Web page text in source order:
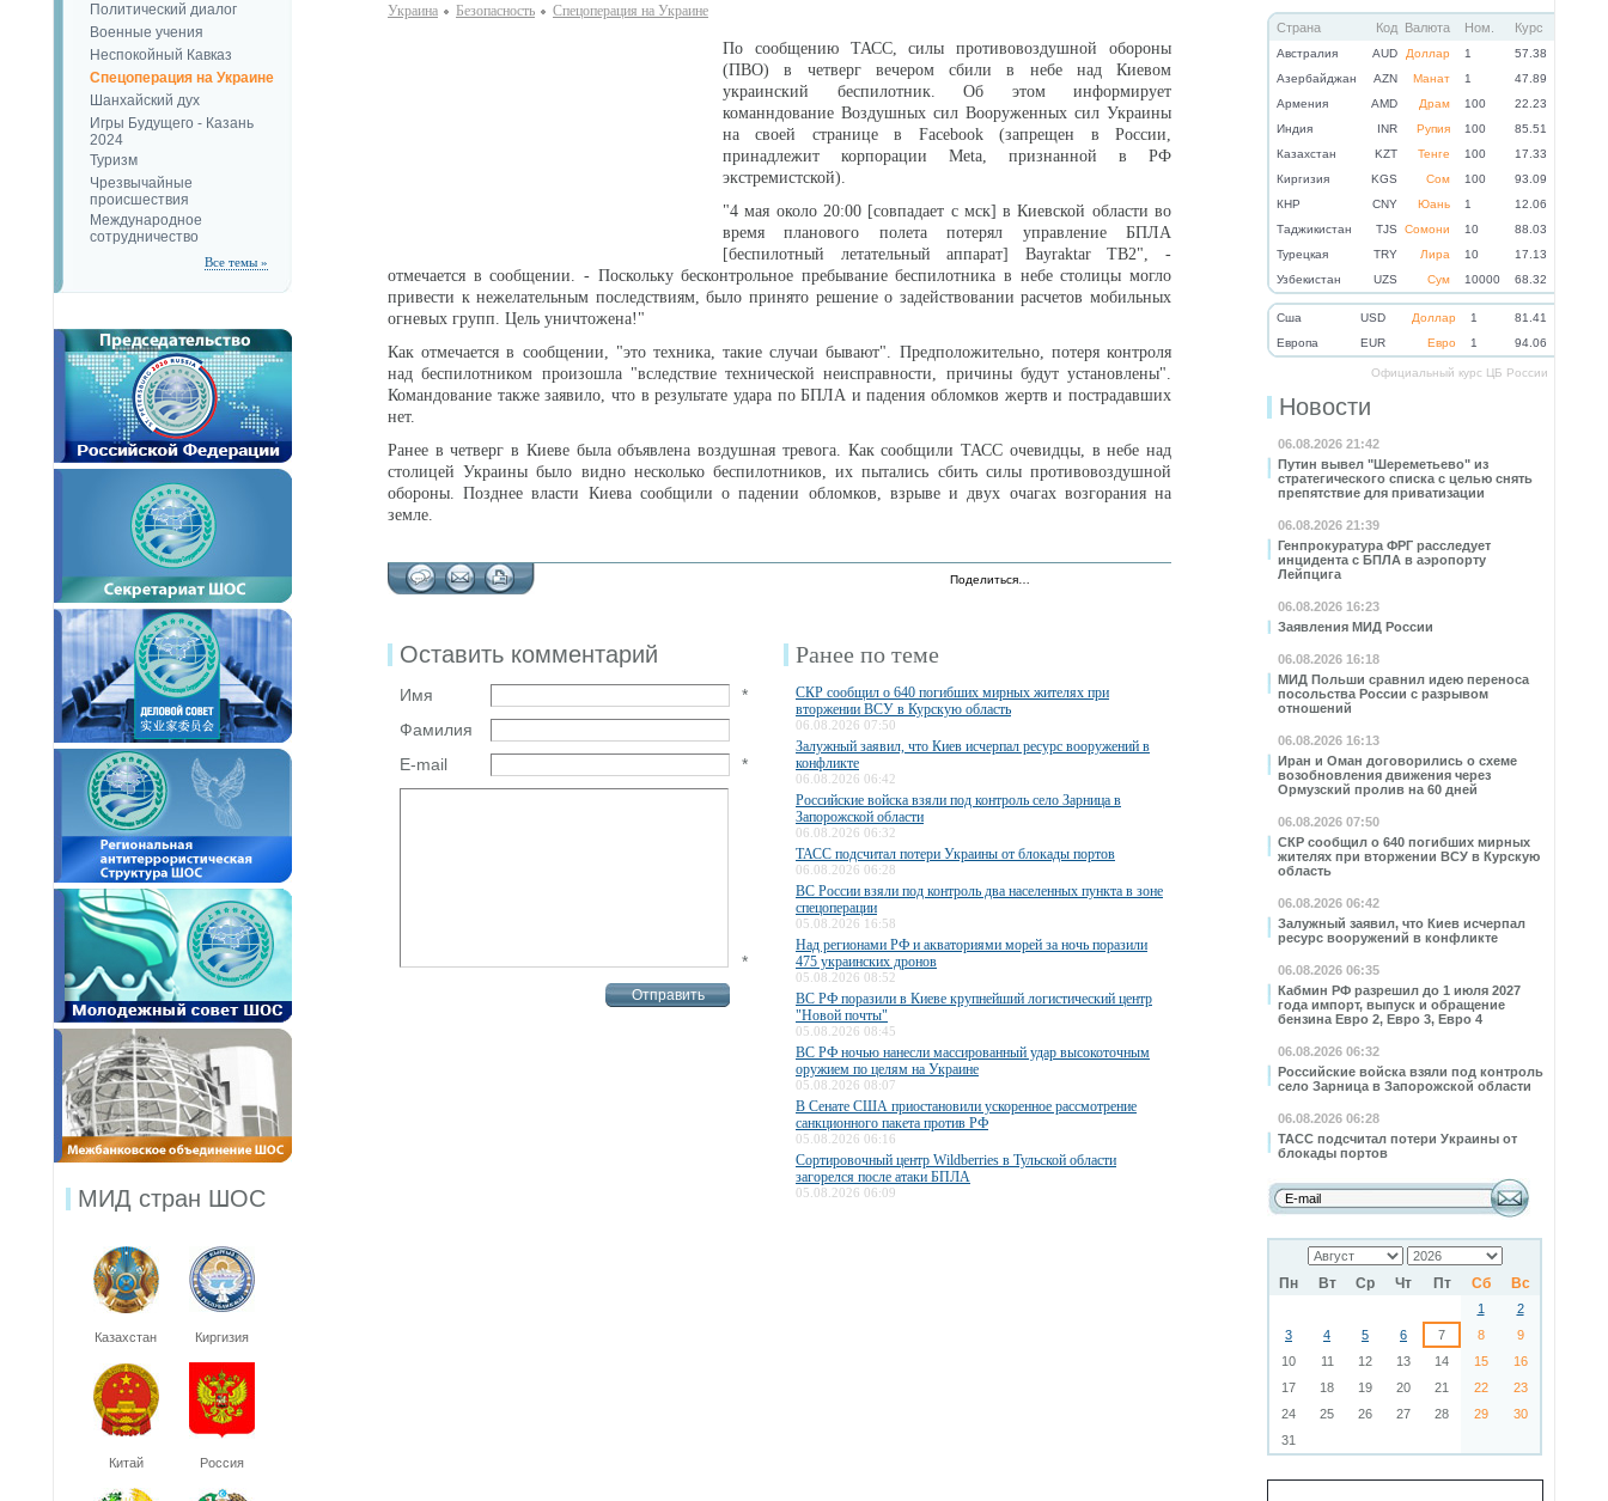
Страна Код Валюта Ном. Курс
Австралия AUD Доллар 1
57.38
Азербайджан
AZN Манат 1
47.89
Армения
AMD Драм 100
22.23
Индия
INR Рупия 100
85.51
Казахстан
KZT Тенге 100
17.33
Киргизия
KGS Сом 100
93.09
КНР
CNY Юань 1
12.06
Таджикистан
TJS Сомони 10
88.03
Турецкая
TRY Лира 10
17.13
Узбекистан
UZS Сум 10000 68.32
Cша USD Доллар 1
81.41
Eвропа
EUR Евро 1 94.06
Официальный курс ЦБ России
Новости
06.08.2026 21:42
Путин вывел "Шереметьево" из
стратегического списка с целью снять
препятствие для приватизации
06.08.2026 21:39
Генпрокуратура ФРГ расследует
инцидента с БПЛА в аэропорту
Лейпцига
06.08.2026 16:23
Заявления МИД России
06.08.2026 16:18
МИД Польши сравнил идею переноса
посольства России с разрывом
отношений
06.08.2026 16:13
Иран и Оман договорились о схеме
возобновления движения через
Ормузский пролив на 60 дней
06.08.2026 07:50
СКР сообщил о 640 погибших мирных
жителях при вторжении ВСУ в Курскую
область
06.08.2026 06:42
Залужный заявил, что Киев исчерпал
ресурс вооружений в конфликте
06.08.2026 06:35
Кабмин РФ разрешил до 1 июля 2027
года импорт, выпуск и обращение
бензина Евро 2, Евро 3, Евро 4
06.08.2026 06:32
Российские войска взяли под контроль
село Зарница в Запорожской области
06.08.2026 06:28
ТАСС подсчитал потери Украины от
блокады портов
Пн Вт Ср Чт Пт Сб Вс
1
2
3
4 5 6 7 8
9
10
11 12 13 14 15
16
17
18 19 20 21 22
23
24
25 26 27 28 29
30
31
Политический диалог
Военные учения
Неспокойный Кавказ
Спецоперация на Украине
Шанхайский дух
Игры Будущего - Казань
2024
Туризм
Чрезвычайные
происшествия
Международное
сотрудничество
Все темы »
МИД стран ШОС
Казахстан Киргизия
Китай Россия
Украина Безопаcность Спецоперация на Украине
По сообщению ТАСС, силы противовоздушной обороны
(ПВО) в четверг вечером сбили в небе над Киевом
украинский беспилотник. Об этом информирует
команндование Воздушных сил Вооруженных сил Украины
на своей странице в Facebook (запрещен в России,
принадлежит корпорации Meta, признанной в РФ
экстремистской).
"4 мая около 20:00 [совпадает с мск] в Киевской области во
время планового полета потерял управление БПЛА
[беспилотный летательный аппарат] Bayraktar TB2", -
отмечается в сообщении. - Поскольку бесконтрольное пребывание беспилотника в небе столицы могло
привести к нежелательным последствиям, было принято решение о задействовании расчетов мобильных
огневых групп. Цель уничтожена!"
Как отмечается в сообщении, "это техника, такие случаи бывают". Предположительно, потеря контроля
над беспилотником произошла "вследствие технической неисправности, причины будут установлены".
Командование также заявило, что в результате удара по БПЛА и падения обломков жертв и пострадавших
нет.
Ранее в четверг в Киеве была объявлена воздушная тревога. Как сообщили ТАСС очевидцы, в небе над
столицей Украины было видно несколько беспилотников, их пытались сбить силы противовоздушной
обороны. Позднее власти Киева сообщили о падении обломков, взрыве и двух очагах возгорания на
земле.
Поделиться…
Оставить комментарий
Имя
*
Фамилия
E-mail
*
*
Ранее по теме
СКР сообщил о 640 погибших мирных жителях при
вторжении ВСУ в Курскую область
06.08.2026 07:50
Залужный заявил, что Киев исчерпал ресурс вооружений в
конфликте
06.08.2026 06:42
Российские войска взяли под контроль село Зарница в
Запорожской области
06.08.2026 06:32
ТАСС подсчитал потери Украины от блокады портов
06.08.2026 06:28
ВС России взяли под контроль два населенных пункта в зоне
спецоперации
05.08.2026 16:58
Над регионами РФ и акваториями морей за ночь поразили
475 украинских дронов
05.08.2026 08:52
ВС РФ поразили в Киеве крупнейший логистический центр
"Новой почты"
05.08.2026 08:45
ВС РФ ночью нанесли массированный удар высокоточным
оружием по целям на Украине
05.08.2026 08:07
В Сенате США приостановили ускоренное рассмотрение
санкционного пакета против РФ
05.08.2026 06:16
Сортировочный центр Wildberries в Тульской области
загорелся после атаки БПЛА
05.08.2026 06:09